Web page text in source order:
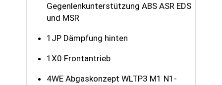
Gegenlenkunterstützung ABS ASR EDS
und MSR
1JP Dämpfung hinten
1X0 Frontantrieb
4WE Abgaskonzept WLTP3 M1 N1-